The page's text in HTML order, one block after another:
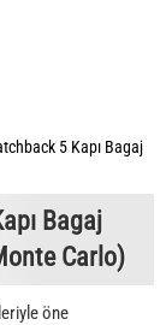
5 Kapı Bagaj
Bagaj
Carlo)
öne